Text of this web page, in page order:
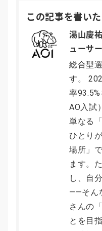
この記事を書い
湯山慶
ューサー
総合型
す。
率
AO入試
単なる
ひとり
場所」
ます。
し、自
――そん
さんの
とを目